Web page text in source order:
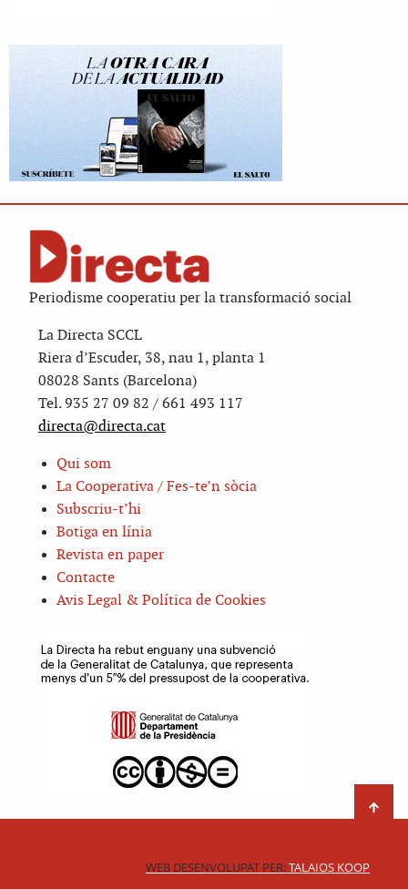
Periodisme cooperatiu per la transformació social
La Directa SCCL
Riera d’Escuder, 38, nau 1, planta 1
08028 Sants (Barcelona)
Tel. 935 27 09 82 / 661 493 117
directa@directa.cat
Qui som
La Cooperativa / Fes-te’n sòcia
Subscriu-t’hi
Botiga en línia
Revista en paper
Contacte
Avis Legal & Política de Cookies
WEB DESENVOLUPAT PER:TALAIOS KOOP